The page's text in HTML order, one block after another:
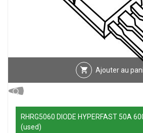
Ajouter au
RHRG5060 DIODE HYPERFAST 50A
(used)